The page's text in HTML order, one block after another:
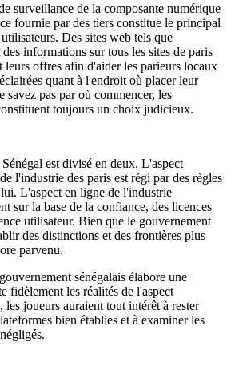
surveillance de la composante numérique
fournie par des tiers constitue le principal
Des sites web tels que
informations sur tous les sites de paris
leurs offres afin d'aider les parieurs locaux
quant à l'endroit où placer leur
savez pas par où commencer, les
toujours un choix judicieux.
est divisé en deux. L'aspect
l'industrie des paris est régi par des règles
L'aspect en ligne de l'industrie
sur la base de la confiance, des licences
utilisateur. Bien que le gouvernement
des distinctions et des frontières plus
parvenu.
sénégalais élabore une
fidèlement les réalités de l'aspect
joueurs auraient tout intérêt à rester
bien établies et à examiner les